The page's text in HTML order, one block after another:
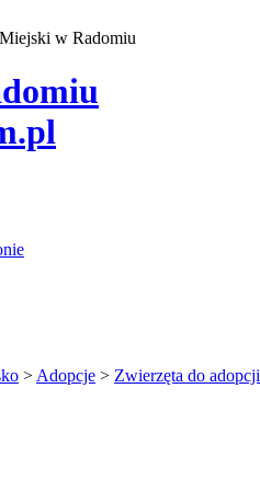
w Radomiu
> Adopcje > Zwierzęta do adopcji